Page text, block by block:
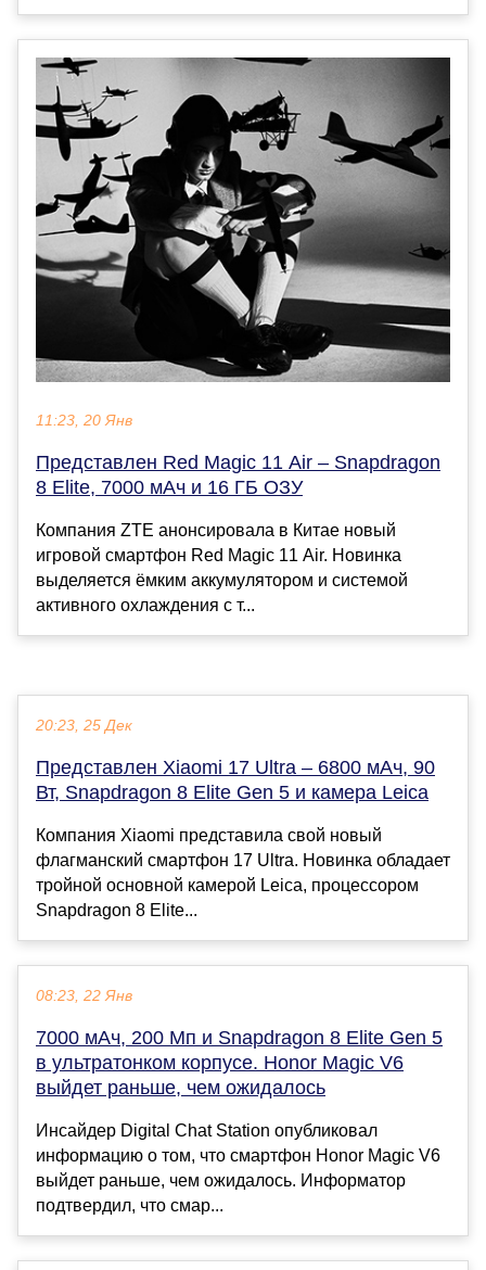
11:23, 20 Янв
Представлен Red Magic 11 Air – Snapdragon
8 Elite, 7000 мАч и 16 ГБ ОЗУ
Компания ZTE анонсировала в Китае новый
игровой смартфон Red Magic 11 Air. Новинка
выделяется ёмким аккумулятором и системой
активного охлаждения с т...
20:23, 25 Дек
Представлен Xiaomi 17 Ultra – 6800 мАч, 90
Вт, Snapdragon 8 Elite Gen 5 и камера Leica
Компания Xiaomi представила свой новый
флагманский смартфон 17 Ultra. Новинка обладает
тройной основной камерой Leica, процессором
Snapdragon 8 Elite...
08:23, 22 Янв
7000 мАч, 200 Мп и Snapdragon 8 Elite Gen 5
в ультратонком корпусе. Honor Magic V6
выйдет раньше, чем ожидалось
Инсайдер Digital Chat Station опубликовал
информацию о том, что смартфон Honor Magic V6
выйдет раньше, чем ожидалось. Информатор
подтвердил, что смар...